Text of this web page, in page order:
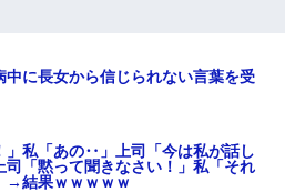
に長女から信じられない言葉を受
」私「あの‥」上司「今は私が話し
「黙って聞きなさい！」私「それ
→結果ｗｗｗｗｗ